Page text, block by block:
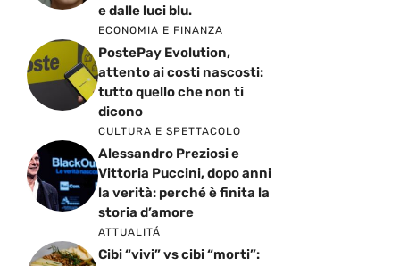
e dalle luci blu.
ECONOMIA E FINANZA
PostePay Evolution,
attento ai costi nascosti:
tutto quello che non ti
dicono
CULTURA E SPETTACOLO
Alessandro Preziosi e
Vittoria Puccini, dopo anni
la verità: perché è finita la
storia d’amore
ATTUALITÁ
Cibi “vivi” vs cibi “morti”: